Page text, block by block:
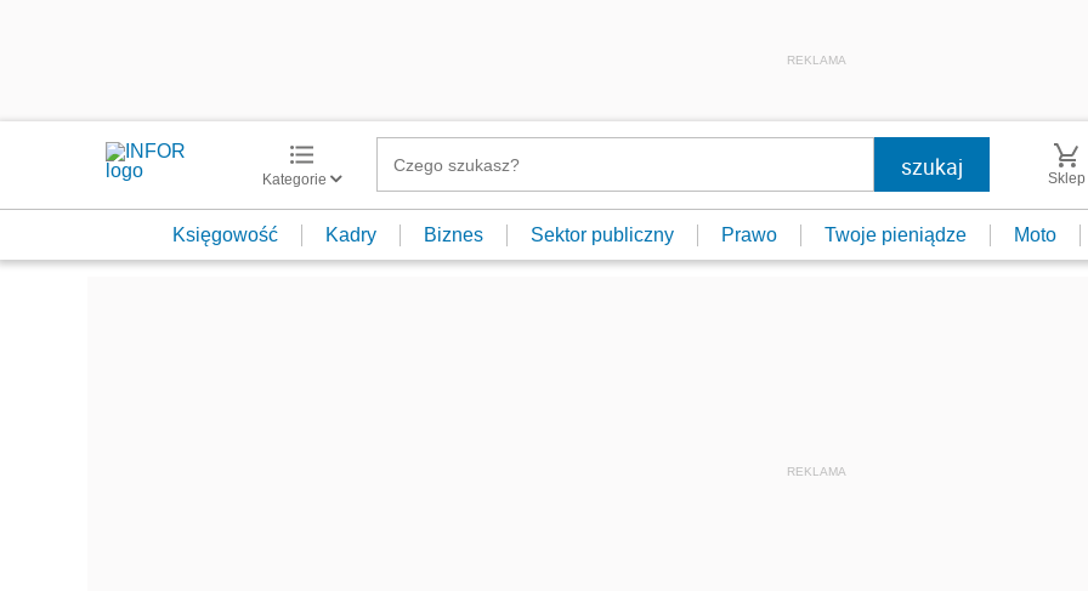
REKLAMA
Kategorie Sklep
Księgowość Kadry Biznes Sektor publiczny Prawo Twoje pieniądze Moto